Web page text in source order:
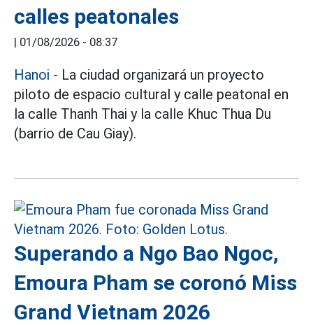
calles peatonales
| 01/08/2026 - 08:37
Hanoi - La ciudad organizará un proyecto
piloto de espacio cultural y calle peatonal en
la calle Thanh Thai y la calle Khuc Thua Du
(barrio de Cau Giay).
Superando a Ngo Bao Ngoc,
Emoura Pham se coronó Miss
Grand Vietnam 2026